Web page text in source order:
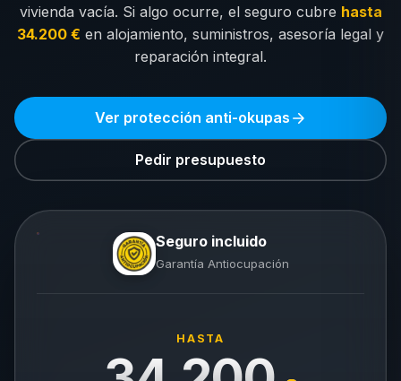
vivienda vacía. Si algo ocurre, el seguro cubre hasta
34.200 € en alojamiento, suministros, asesoría legal y
reparación integral.
Ver protección anti-okupas
Pedir presupuesto
Seguro incluido
Garantía Antiocupación
HASTA